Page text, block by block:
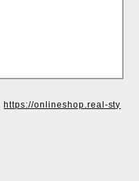
https://onlineshop.real-sty